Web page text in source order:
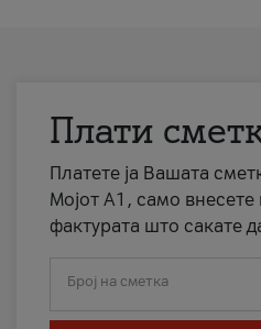
Плати
Платете ја Вашата
Мојот А1, само внесете
фактурата што сакате
Број на сметка